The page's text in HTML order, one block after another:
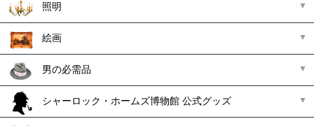
照明
絵画
男の必需品
シャーロック・ホームズ博物館 公式グッズ